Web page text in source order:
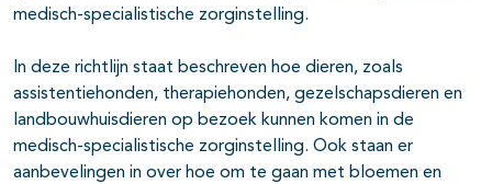
medisch-specialistische zorginstelling.
In deze richtlijn staat beschreven hoe dieren, zoals
assistentiehonden, therapiehonden, gezelschapsdieren en
landbouwhuisdieren op bezoek kunnen komen in de
medisch-specialistische zorginstelling. Ook staan er
aanbevelingen in over hoe om te gaan met bloemen en